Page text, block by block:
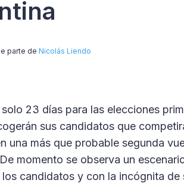
parte de Nicolás Liendo
23 días para las elecciones
sus candidatos que
una más que probable segunda
momento se observa un
candidatos y con la incógnita